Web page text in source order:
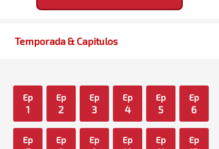
Temporada & Capitulos
Ep
1
Ep
2
Ep
3
Ep
4
Ep
5
Ep
6
Ep Ep Ep Ep Ep Ep